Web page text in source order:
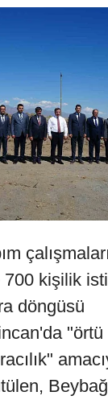
kişilik
döngüsü
"örtü